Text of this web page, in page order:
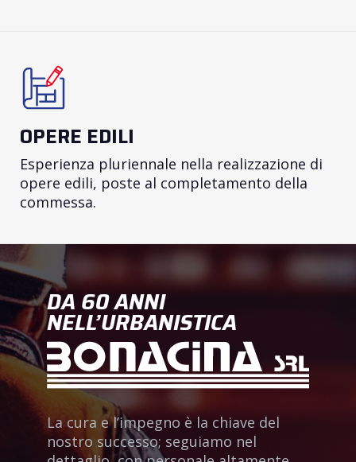
OPERE EDILI
Esperienza pluriennale nella realizzazione di
opere edili, poste al completamento della
commessa.
DA 60 ANNI
NELL’URBANISTICA
La cura e l’impegno è la chiave del
nostro successo; seguiamo nel